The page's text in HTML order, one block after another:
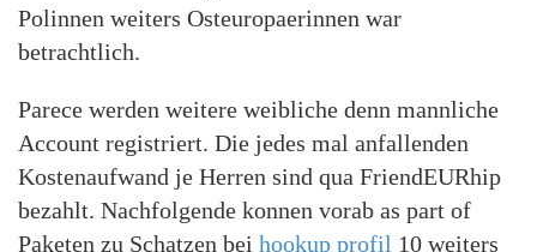
Polinnen weiters Osteuropaerinnen war
betrachtlich.
Parece werden weitere weibliche denn mannliche
Account registriert. Die jedes mal anfallenden
Kostenaufwand je Herren sind qua FriendEURhip
bezahlt. Nachfolgende konnen vorab as part of
Paketen zu Schatzen bei hookup profil 10 weiters